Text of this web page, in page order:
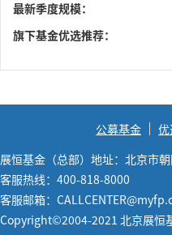
最新季度规模：
旗下基金优选推荐：
公募基金
展恒基金（总部）地址：北京市
客服热线：400-818-8000
客服邮箱：
Copyright©2004-2021 北京展恒